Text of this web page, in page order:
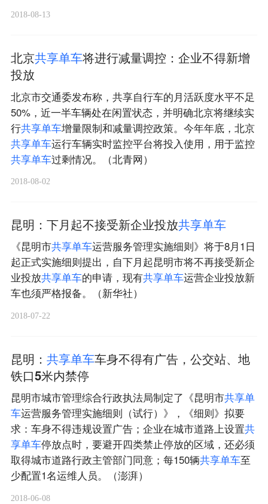
2018-08-13
北京共享单车将进行减量调控：企业不得新增
投放
北京市交通委发布称，共享自行车的月活跃度水平不足
50%，近一半车辆处在闲置状态，并明确北京将继续实
行共享单车增量限制和减量调控政策。今年年底，北京
共享单车运行车辆实时监控平台将投入使用，用于监控
共享单车过剩情况。（北青网）
2018-08-02
昆明：下月起不接受新企业投放共享单车
《昆明市共享单车运营服务管理实施细则》将于8月1日
起正式实施细则提出，自下月起昆明市将不再接受新企
业投放共享单车的申请，现有共享单车运营企业投放新
车也须严格报备。（新华社）
2018-07-22
昆明： 共享单车车身不得有广告，公交站、地
铁口5米内禁停
昆明市城市管理综合行政执法局制定了《昆明市共享单
车运营服务管理实施细则（试行）》，《细则》拟要
求：车身不得违规设置广告；企业在城市道路上设置共
享单车停放点时，要避开四类禁止停放的区域，还必须
取得城市道路行政主管部门同意；每150辆共享单车至
少配置1名运维人员。（澎湃）
2018-06-08